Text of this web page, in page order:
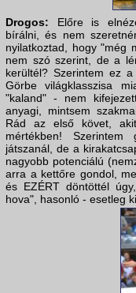
Drogos: Előre is
bírálni, és nem
nyilatkoztad, hogy "még
nem szó szerint, de a
kerültél? Szerintem ez
Görbe világklasszisa
"kaland" - nem
anyagi, mintsem
Rád az első követ,
mértékben!
játszanál, de a
nagyobb potenciálú
arra a kettőre gondol,
és EZÉRT döntöttél
hova", hasonló - esetleg